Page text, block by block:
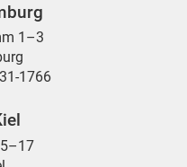
1–3
1766